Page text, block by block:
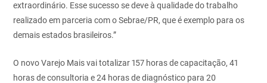
extraordinário. Esse sucesso se deve à qualidade do trabalho
realizado em parceria com o Sebrae/PR, que é exemplo para os
demais estados brasileiros.”
O novo Varejo Mais vai totalizar 157 horas de capacitação, 41
horas de consultoria e 24 horas de diagnóstico para 20